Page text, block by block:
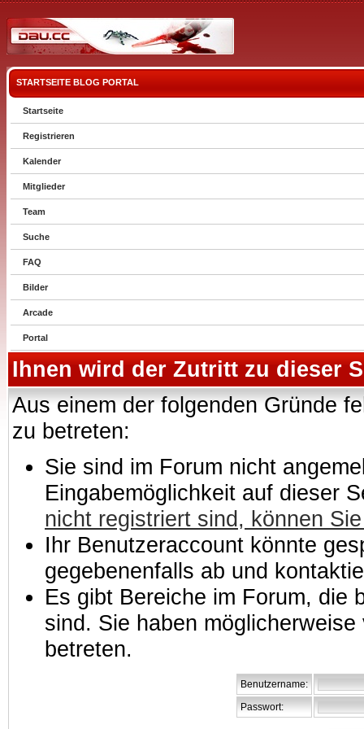
STARTSEITE BLOG PORTAL
Startseite
Registrieren
Kalender
Mitglieder
Team
Suche
FAQ
Bilder
Arcade
Portal
Ihnen wird der Zutritt zu dieser
Aus einem der folgenden Gründe
zu betreten:
Sie sind im Forum nicht
Eingabemöglichkeit auf dieser
nicht registriert sind, können
Ihr Benutzeraccount könnte
gegebenenfalls ab und
Es gibt Bereiche im Forum, die
sind. Sie haben
betreten.
Benutzername:
Passwort: